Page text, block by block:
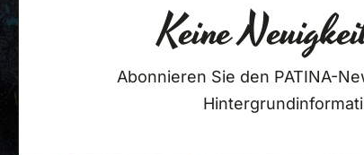
MUSEUM
Keine
Abonnieren Sie den PATINA-